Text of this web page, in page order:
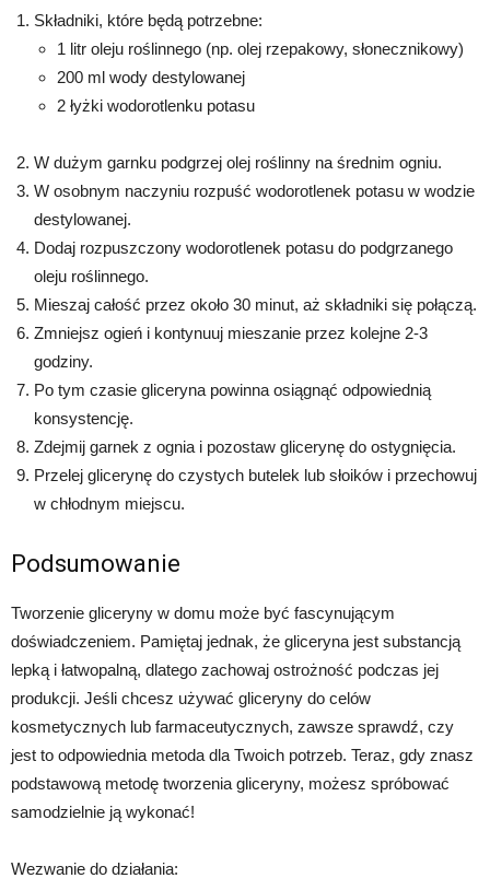
Składniki, które będą potrzebne:
1 litr oleju roślinnego (np. olej rzepakowy, słonecznikowy)
200 ml wody destylowanej
2 łyżki wodorotlenku potasu
W dużym garnku podgrzej olej roślinny na średnim ogniu.
W osobnym naczyniu rozpuść wodorotlenek potasu w wodzie
destylowanej.
Dodaj rozpuszczony wodorotlenek potasu do podgrzanego
oleju roślinnego.
Mieszaj całość przez około 30 minut, aż składniki się połączą.
Zmniejsz ogień i kontynuuj mieszanie przez kolejne 2-3
godziny.
Po tym czasie gliceryna powinna osiągnąć odpowiednią
konsystencję.
Zdejmij garnek z ognia i pozostaw glicerynę do ostygnięcia.
Przelej glicerynę do czystych butelek lub słoików i przechowuj
w chłodnym miejscu.
Podsumowanie
Tworzenie gliceryny w domu może być fascynującym
doświadczeniem. Pamiętaj jednak, że gliceryna jest substancją
lepką i łatwopalną, dlatego zachowaj ostrożność podczas jej
produkcji. Jeśli chcesz używać gliceryny do celów
kosmetycznych lub farmaceutycznych, zawsze sprawdź, czy
jest to odpowiednia metoda dla Twoich potrzeb. Teraz, gdy znasz
podstawową metodę tworzenia gliceryny, możesz spróbować
samodzielnie ją wykonać!
Wezwanie do działania: